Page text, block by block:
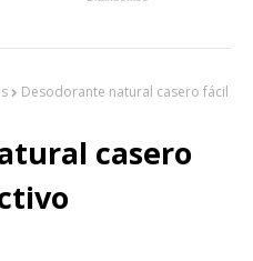
Desodorante natural casero fácil
casero